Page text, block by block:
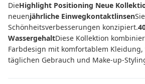
DieHighlight Positioning Neue
neuenjährliche Einwegkontaktlinsen
Schönheitsverbesserungen konzipiert.
WassergehaltDiese Kollektion
Farbdesign mit komfortablem
täglichen Gebrauch und Make-up-